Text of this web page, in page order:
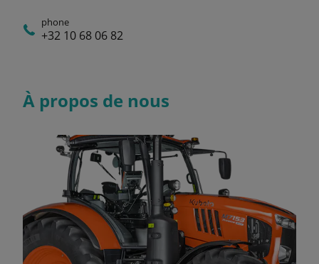
phone
+32 10 68 06 82
À propos de nous